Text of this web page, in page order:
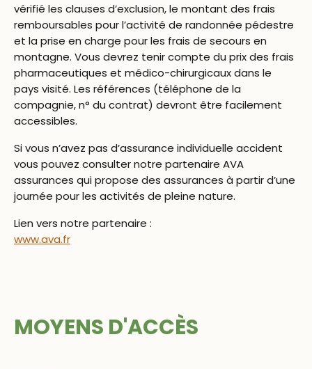
vérifié les clauses d’exclusion, le montant des frais
remboursables pour l’activité de randonnée pédestre
et la prise en charge pour les frais de secours en
montagne. Vous devrez tenir compte du prix des frais
pharmaceutiques et médico-chirurgicaux dans le
pays visité. Les références (téléphone de la
compagnie, n° du contrat) devront être facilement
accessibles.
Si vous n’avez pas d’assurance individuelle accident
vous pouvez consulter notre partenaire AVA
assurances qui propose des assurances à partir d’une
journée pour les activités de pleine nature.
Lien vers notre partenaire :
www.ava.fr
MOYENS D'ACCÈS